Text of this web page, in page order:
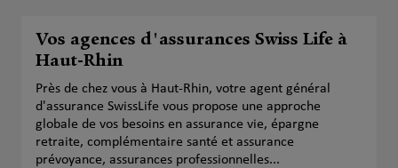
Vos agences d'assurances Swiss Life à
Haut-Rhin
Près de chez vous à Haut-Rhin, votre agent général
d'assurance SwissLife vous propose une approche
globale de vos besoins en assurance vie, épargne
retraite, complémentaire santé et assurance
prévoyance, assurances professionnelles...